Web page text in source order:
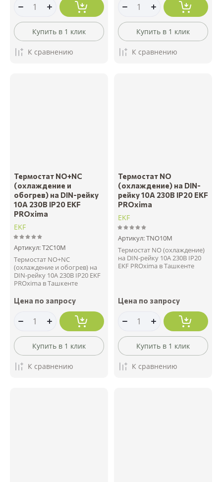
Купить в 1 клик
К сравнению
Купить в 1 клик
К сравнению
Термостат NO+NC
(охлаждение и
обогрев) на DIN-рейку
10A 230В IP20 EKF
PROxima
EKF
Артикул:T2C10M
Термостат NO+NC
(охлаждение и обогрев) на
DIN-рейку 10A 230В IP20 EKF
PROxima в Ташкенте
Цена по запросу
Купить в 1 клик
К сравнению
Термостат NO
(охлаждение) на DIN-
рейку 10А 230В IP20 EKF
PROxima
EKF
Артикул:TNO10M
Термостат NO (охлаждение)
на DIN-рейку 10А 230В IP20
EKF PROxima в Ташкенте
Цена по запросу
Купить в 1 клик
К сравнению